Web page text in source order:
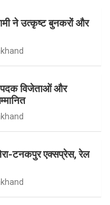
ने उत्कृष्ट बुनकरों और
विजेताओं और
टनकपुर एक्सप्रेस, रेल